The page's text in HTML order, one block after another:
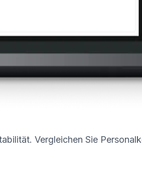
Vergleichen Sie